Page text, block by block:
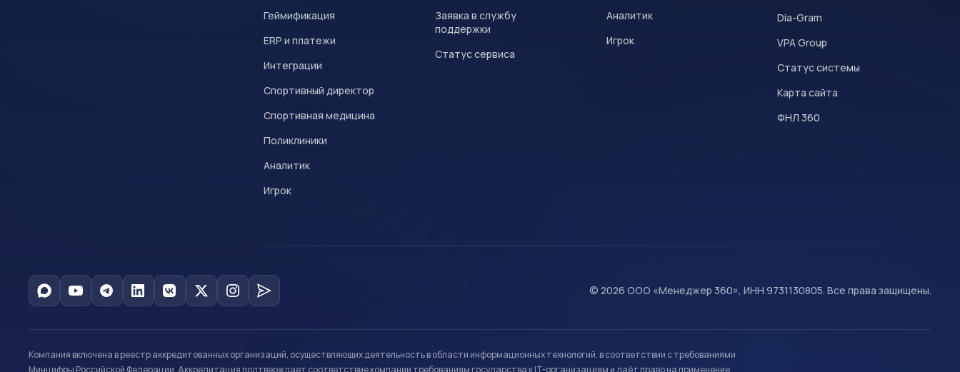
Геймификация
ERP и платежи
Интеграции
Спортивный директор
Спортивная медицина
Поликлиники
Аналитик
Игрок
Заявка в службу
поддержки
Статус сервиса
Аналитик
Игрок
Dia-Gram
VPA Group
Статус системы
Карта сайта
ФНЛ 360
© 2026 ООО «Менеджер 360», ИНН 9731130805. Все права защищены.
Компания включена в реестр аккредитованных организаций, осуществляющих деятельность в области информационных технологий, в соответствии с требованиями
Минцифры Российской Федерации. Аккредитация подтверждает соответствие компании требованиям государства к IT-организациям и даёт право на применение